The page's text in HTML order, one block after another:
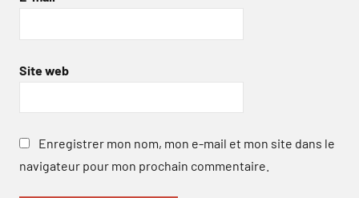
Site web
Enregistrer mon nom, mon e-mail et mon site dans le
navigateur pour mon prochain commentaire.